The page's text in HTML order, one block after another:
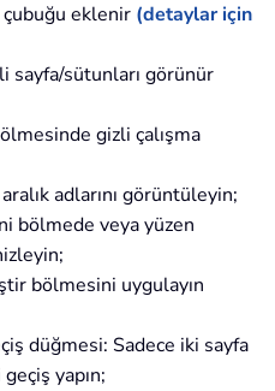
çubuğu eklenir (detaylar için
sayfa/sütunları görünür
gizli çalışma
adlarını görüntüleyin;
bölmede veya yüzen
bölmesini uygulayın
düğmesi: Sadece iki sayfa
yapın;